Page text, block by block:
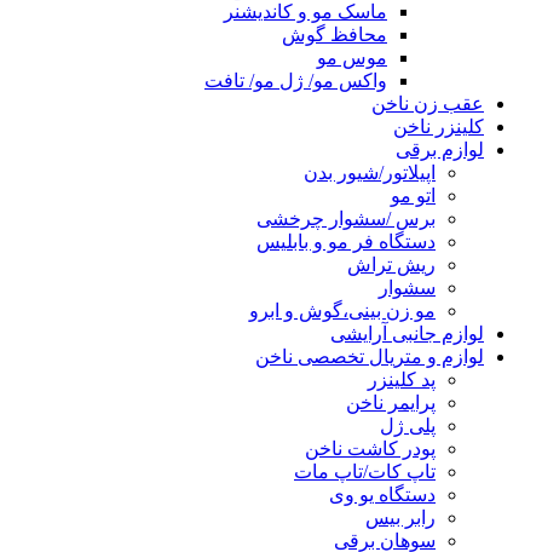
ماسک مو و کاندیشنر
محافظ گوش
موس مو
واکس مو/ ژل مو/ تافت
عقب زن ناخن
کلینزر ناخن
لوازم برقی
اپیلاتور/شیور بدن
اتو مو
برس /سشوار چرخشی
دستگاه فر مو و بابلیس
ریش تراش
سشوار
مو زن بینی،گوش و ابرو
لوازم جانبی آرایشی
لوازم و متریال تخصصی ناخن
پد کلینزر
پرایمر ناخن
پلی ژل
پودر کاشت ناخن
تاپ کات/تاپ مات
دستگاه یو وی
رابر بیس
سوهان برقی